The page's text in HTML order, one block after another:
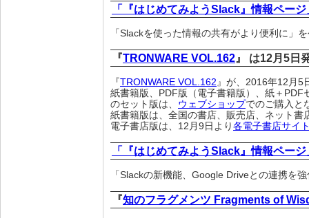
「『はじめてみようSlack』情報ページ
「Slackを使った情報の共有がより便利に」
『TRONWARE VOL.162 』 は12月5日
『TRONWARE VOL.162 』が、2016年12月5
紙書籍版、PDF版（電子書籍版）、紙＋
のセット版は、 ウェブショップでのご購入と
紙書籍版は、全国の書店、販売店、ネット書
電子書店版は、12月9日より 各電子書店サイ
「『はじめてみようSlack』情報ページ
「Slackの新機能、Google Driveとの連携を
『知のフラグメンツ Fragments of